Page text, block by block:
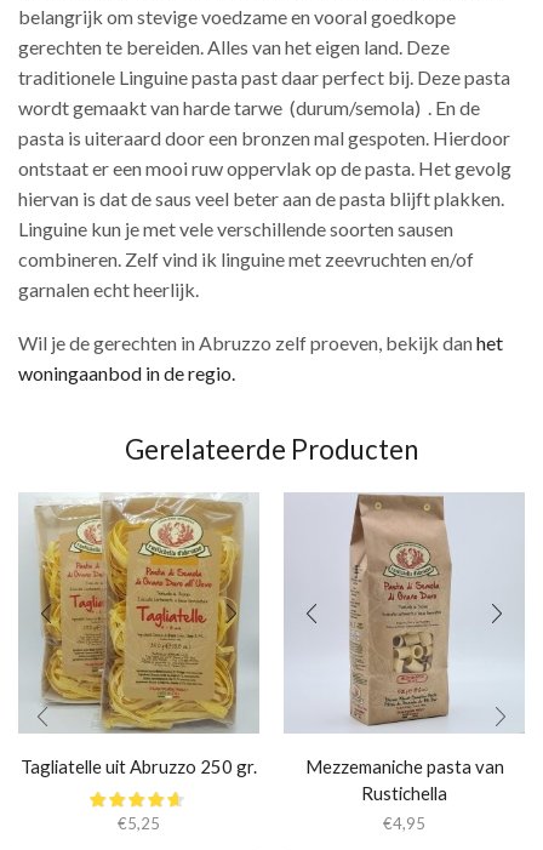
belangrijk om stevige voedzame en vooral goedkope
gerechten te bereiden. Alles van het eigen land. Deze
traditionele Linguine pasta past daar perfect bij. Deze pasta
wordt gemaakt van harde tarwe (durum/semola) . En de
pasta is uiteraard door een bronzen mal gespoten. Hierdoor
ontstaat er een mooi ruw oppervlak op de pasta. Het gevolg
hiervan is dat de saus veel beter aan de pasta blijft plakken.
Linguine kun je met vele verschillende soorten sausen
combineren. Zelf vind ik linguine met zeevruchten en/of
garnalen echt heerlijk.
Wil je de gerechten in Abruzzo zelf proeven, bekijk danhet
woningaanbod in de regio.
Gerelateerde Producten
Tagliatelle uit Abruzzo 250 gr.
€5,25
Mezzemaniche pasta van
Rustichella
€4,95